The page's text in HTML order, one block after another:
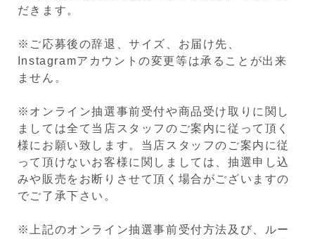
だきます。
※ご応募後の辞退、サイズ、お届け先、
Instagramアカウントの変更等は承ることが出来
ません。
※オンライン抽選事前受付や商品受け取りに関し
ましては全て当店スタッフのご案内に従って頂く
様にお願い致します。当店スタッフのご案内に従
って頂けないお客様に関しましては、抽選申し込
みや販売をお断りさせて頂く場合がございますの
でご了承下さい。
※上記のオンライン抽選事前受付方法及び、ルー